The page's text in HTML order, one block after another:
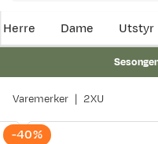
Herre Dame Utstyr
Varemerker 2XU
-40%